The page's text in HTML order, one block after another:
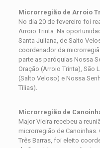
Microrregião de Arroio
No dia 20 de fevereiro foi
Arroio Trinta. Na
Santa Juliana, de Salto
coordenador da
parte as paróquias Nossa
Oração (Arroio Trinta), São
(Salto Veloso) e Nossa
Tílias).
Microrregião de
Major Vieira recebeu a
microrregião de
Três Barras, foi eleito